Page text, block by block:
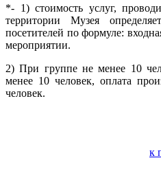
*- 1) стоимость услуг,
территории Музея
посетителей по формуле:
мероприятии.
2) При группе не менее 10
менее 10 человек, оплата
человек.
к